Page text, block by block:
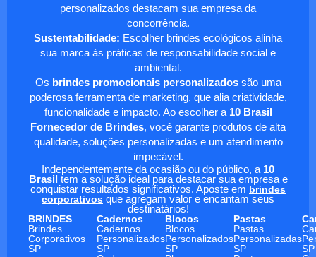
personalizados destacam sua empresa da
concorrência.
Sustentabilidade: Escolher brindes ecológicos alinha
sua marca às práticas de responsabilidade social e
ambiental.
Os brindes promocionais personalizadossão uma
poderosa ferramenta de marketing, que alia criatividade,
funcionalidade e impacto. Ao escolher a 10 Brasil
Fornecedor de Brindes, você garante produtos de alta
qualidade, soluções personalizadas e um atendimento
impecável.
Independentemente da ocasião ou do público, a 10
Brasil tem a solução ideal para destacar sua empresa e
conquistar resultados significativos. Aposte em brindes
corporativos que agregam valor e encantam seus
destinatários!
BRINDES
Cadernos Blocos Pastas
Brindes
Corporativos
SP
Cadernos
Personalizados
SP
Blocos
Personalizados
SP
Pastas
Personalizadas
SP
SP